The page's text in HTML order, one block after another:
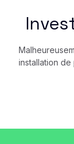
installation